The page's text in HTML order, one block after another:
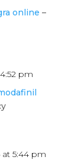
online –
pm
at 5:44 pm